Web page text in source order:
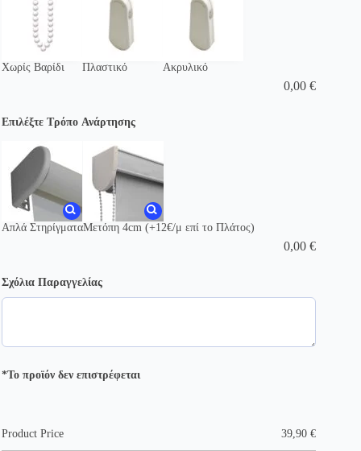
Χωρίς Βαρίδι Πλαστικό Ακρυλικό
0,00€
Επιλέξτε Τρόπο Ανάρτησης
Απλά ΣτηρίγματαΜετόπη 4cm (+12€/μ επί το Πλάτος)
0,00€
Σχόλια Παραγγελίας
*Το προϊόν δεν επιστρέφεται
Product Price 39,90€